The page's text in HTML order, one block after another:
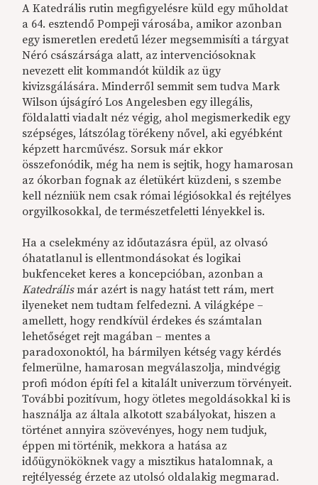
A Katedrális rutin megfigyelésre küld egy műholdat
a 64. esztendő Pompeji városába, amikor azonban
egy ismeretlen eredetű lézer megsemmisíti a tárgyat
Néró császársága alatt, az intervenciósoknak
nevezett elit kommandót küldik az ügy
kivizsgálására. Minderről semmit sem tudva Mark
Wilson újságíró Los Angelesben egy illegális,
földalatti viadalt néz végig, ahol megismerkedik egy
szépséges, látszólag törékeny nővel, aki egyébként
képzett harcművész. Sorsuk már ekkor
összefonódik, még ha nem is sejtik, hogy hamarosan
az ókorban fognak az életükért küzdeni, s szembe
kell nézniük nem csak római légiósokkal és rejtélyes
orgyilkosokkal, de természetfeletti lényekkel is.
Ha a cselekmény az időutazásra épül, az olvasó
óhatatlanul is ellentmondásokat és logikai
bukfenceket keres a koncepcióban, azonban a
Katedrálismár azért is nagy hatást tett rám, mert
ilyeneket nem tudtam felfedezni. A világképe –
amellett, hogy rendkívül érdekes és számtalan
lehetőséget rejt magában – mentes a
paradoxonoktól, ha bármilyen kétség vagy kérdés
felmerülne, hamarosan megválaszolja, mindvégig
profi módon építi fel a kitalált univerzum törvényeit.
További pozitívum, hogy ötletes megoldásokkal ki is
használja az általa alkotott szabályokat, hiszen a
történet annyira szövevényes, hogy nem tudjuk,
éppen mi történik, mekkora a hatása az
időügynököknek vagy a misztikus hatalomnak, a
rejtélyesség érzete az utolsó oldalakig megmarad.